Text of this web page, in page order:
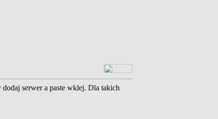
serwer a paste wklej. Dla takich